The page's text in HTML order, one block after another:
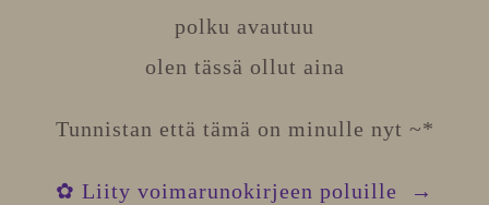
polku avautuu
olen tässä ollut aina
Tunnistan että tämä on minulle nyt ~*
✿ Liity voimarunokirjeen poluille →